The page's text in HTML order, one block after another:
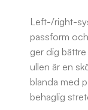
Left-/right-
passform
ger dig
ullen är en
blanda med
behaglig